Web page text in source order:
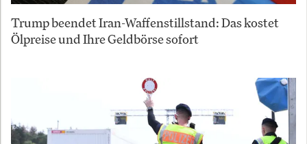
Trump beendet Iran-Waffenstillstand: Das kostet
Ölpreise und Ihre Geldbörse sofort